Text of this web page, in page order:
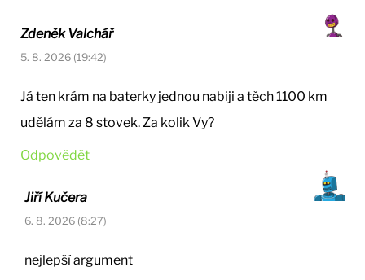
Zdeněk Valchář
5. 8. 2026 (19:42)
Já ten krám na baterky jednou nabiji a těch 1100 km
udělám za 8 stovek. Za kolik Vy?
Odpovědět
Jiří Kučera
6. 8. 2026 (8:27)
nejlepší argument